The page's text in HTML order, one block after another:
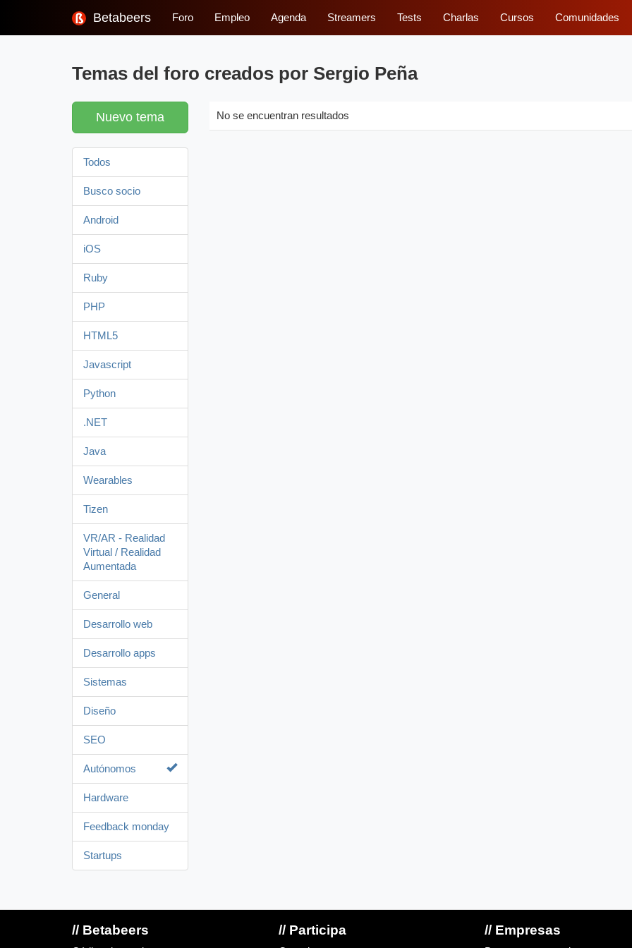
Betabeers Foro Empleo Agenda Streamers Tests Charlas Cursos Comunidades
Temas del foro creados por Sergio Peña
Nuevo tema
Todos
Busco socio
Android
iOS
Ruby
PHP
HTML5
Javascript
Python
.NET
Java
Wearables
Tizen
VR/AR - Realidad
Virtual / Realidad
Aumentada
General
Desarrollo web
Desarrollo apps
Sistemas
Diseño
SEO
Autónomos
Hardware
Feedback monday
Startups
No se encuentran resultados
// Betabeers // Participa // Empresas